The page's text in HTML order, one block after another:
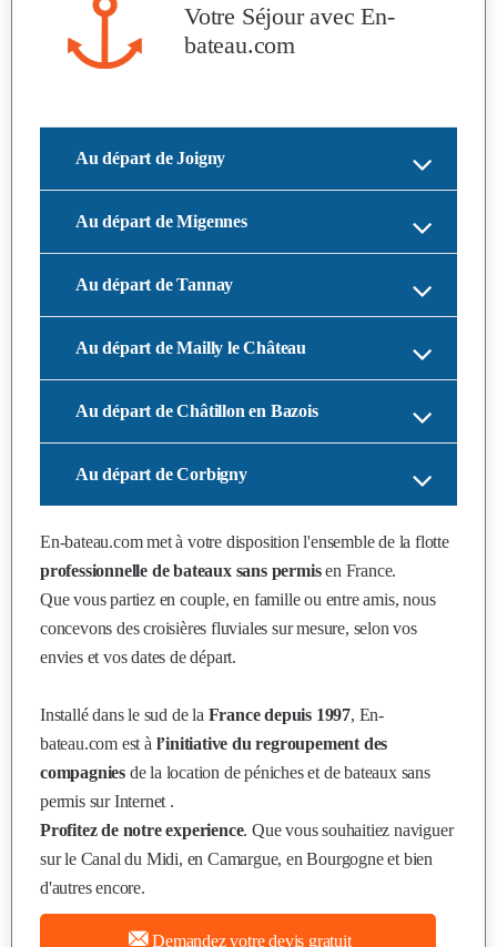
Votre Séjour avecEn-
bateau.com
Au départ de Joigny
Au départ de Migennes
Au départ de Tannay
Au départ de Mailly le Château
Au départ de Châtillon en Bazois
Au départ de Corbigny
En-bateau.commet à votre disposition l'ensemble de la flotte
professionnelle de bateaux sans permisen France.
Que vous partiez en couple, en famille ou entre amis, nous
concevons des croisières fluviales sur mesure, selon vos
envies et vos dates de départ.
Installé dans le sud de la France depuis 1997, En-
bateau.com est à l’initiative du regroupement des
compagnies de la location de péniches et de bateaux sans
permis sur Internet .
Profitez de notre experience. Que vous souhaitiez naviguer
sur le Canal du Midi, en Camargue, en Bourgogne et bien
d'autres encore.
Demandez votre devis gratuit